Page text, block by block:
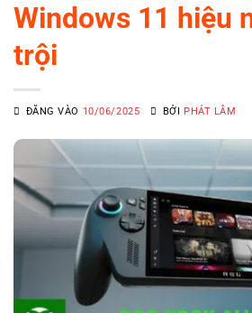
Windows 11 hiệu
trội
ĐĂNG VÀO 10/06/2025 BỞI PHÁT LÂM